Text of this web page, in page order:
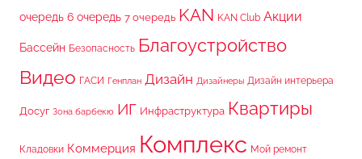
очередь 6 очередь 7 очередь KAN KAN Club Акции
Бассейн Безопасность Благоустройство
Видео ГАСИ Генплан Дизайн Дизайнеры Дизайн интерьера
Досуг Зона барбекю ИГ Инфраструктура Квартиры
Кладовки Коммерция Комплекс Мой ремонт